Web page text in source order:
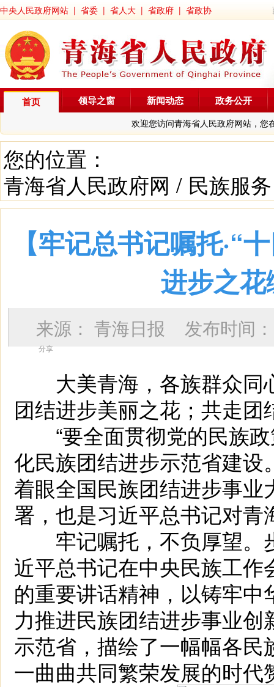
中央人民政府网站 | 省委 | 省人大 | 省政府 | 省政协
首页
欢迎您访问青海省人民政府网站，您
领导之窗 新闻动态 政务公开
您的位置：
青海省人民政府网 / 民族服务
【牢记总书记嘱托·“
进步之
来源：青海日报 发布时间
分享
大美青海，各族群众同
团结进步美丽之花；共走团
“要全面贯彻党的民族政
化民族团结进步示范省建设
着眼全国民族团结进步事
署，也是习近平总书记对青
牢记嘱托，不负厚望。
近平总书记在中央民族工
的重要讲话精神，以铸牢
力推进民族团结进步事业
示范省，描绘了一幅幅各
一曲曲共同繁荣发展的时代